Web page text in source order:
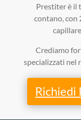
Prestiter è il
contano, con
Crediamo
specializzati nel
Richiedi